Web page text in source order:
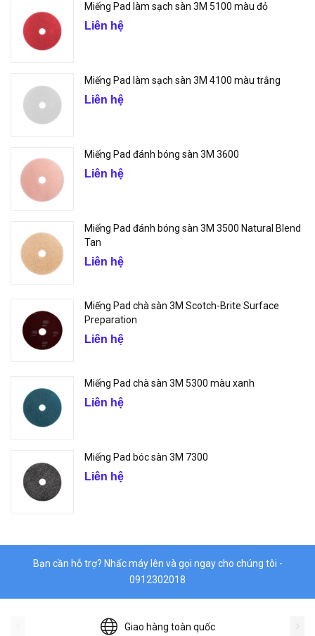
Miếng Pad làm sạch sàn 3M 5100 màu đỏ
Liên hệ
Miếng Pad làm sạch sàn 3M 4100 màu trắng
Liên hệ
Miếng Pad đánh bóng sàn 3M 3600
Liên hệ
Miếng Pad đánh bóng sàn 3M 3500 Natural Blend
Tan
Liên hệ
Miếng Pad chà sàn 3M Scotch-Brite Surface
Preparation
Liên hệ
Miếng Pad chà sàn 3M 5300 màu xanh
Liên hệ
Miếng Pad bóc sàn 3M 7300
Liên hệ
Bạn cần hỗ trợ? Nhấc máy lên và gọi ngay cho chúng tôi -
0912302018
Giao hàng toàn quốc